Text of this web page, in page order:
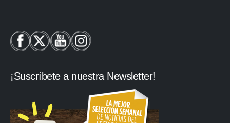
¡Suscríbete a nuestra Newsletter!